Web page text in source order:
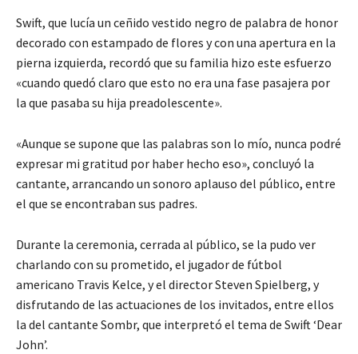
Swift, que lucía un ceñido vestido negro de palabra de honor
decorado con estampado de flores y con una apertura en la
pierna izquierda, recordó que su familia hizo este esfuerzo
«cuando quedó claro que esto no era una fase pasajera por
la que pasaba su hija preadolescente».
«Aunque se supone que las palabras son lo mío, nunca podré
expresar mi gratitud por haber hecho eso», concluyó la
cantante, arrancando un sonoro aplauso del público, entre
el que se encontraban sus padres.
Durante la ceremonia, cerrada al público, se la pudo ver
charlando con su prometido, el jugador de fútbol
americano Travis Kelce, y el director Steven Spielberg, y
disfrutando de las actuaciones de los invitados, entre ellos
la del cantante Sombr, que interpretó el tema de Swift ‘Dear
John’.